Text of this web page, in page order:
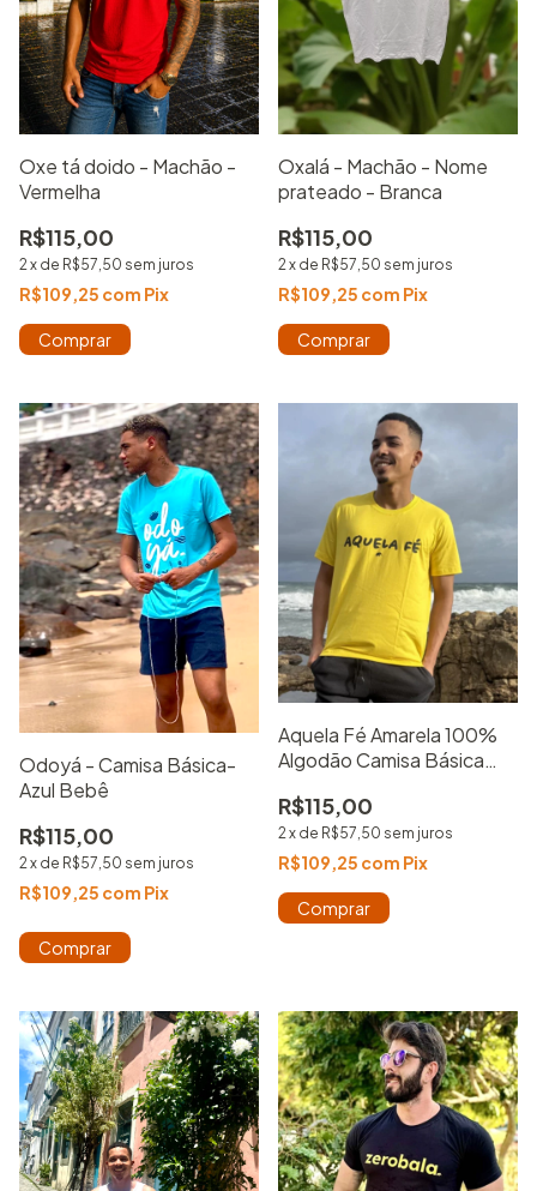
Oxe tá doido - Machão -
Vermelha
R$115,00
2x de R$57,50 sem juros
R$109,25 com Pix
Comprar
Oxalá - Machão - Nome
prateado - Branca
R$115,00
2x de R$57,50 sem juros
R$109,25 com Pix
Comprar
Odoyá - Camisa Básica-
Azul Bebê
R$115,00
2 x de R$57,50 sem juros
R$109,25 com Pix
Comprar
Aquela Fé Amarela 100%
Algodão Camisa Básica
R$115,00
2x de R$57,50 sem juros
R$109,25 com Pix
Comprar